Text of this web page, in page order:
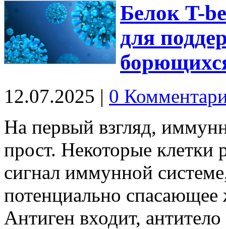
Белок T-
для
12.07.2025 | 0
На первый взгляд,
прост. Некоторые клетки
сигнал иммунной
потенциально спасающее
Антиген входит,